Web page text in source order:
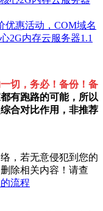
优惠活动，COM域名
2G内存云服务器1.1
切，务必！备份！备
有跑路的可能，所以
合对比作用，非推荐
，若无意侵犯到您的
除相关内容！请查
流程